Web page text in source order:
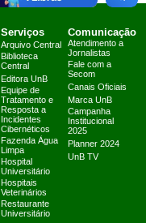
Serviços
Arquivo Central
Biblioteca
Central
Editora UnB
Equipe de
Tratamento e
Resposta a
Incidentes
Cibernéticos
Fazenda Água
Limpa
Hospital
Universitário
Hospitais
Veterinários
Restaurante
Universitário
Comunicação
Atendimento a
Jornalistas
Fale com a
Secom
Canais Oficiais
Marca UnB
Campanha
Institucional
2025
Planner 2024
UnB TV